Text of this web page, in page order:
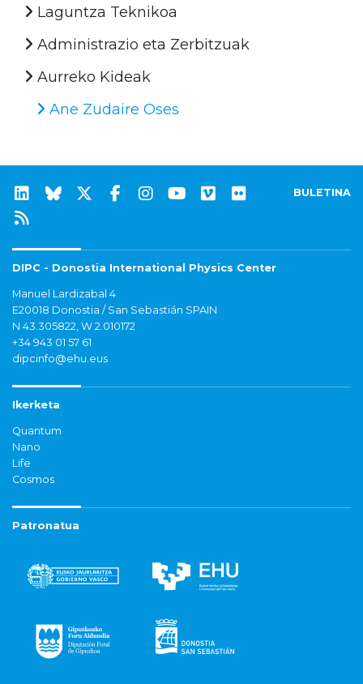
Laguntza Teknikoa
Administrazio eta Zerbitzuak
Aurreko Kideak
Ane Zudaire Oses
BULETINA
DIPC - Donostia International Physics Center
Manuel Lardizabal 4
E20018 Donostia / San Sebastián SPAIN
N 43.305822, W 2.010172
+34 943 01 57 61
dipcinfo@ehu.eus
Ikerketa
Quantum
Nano
Life
Cosmos
Patronatua